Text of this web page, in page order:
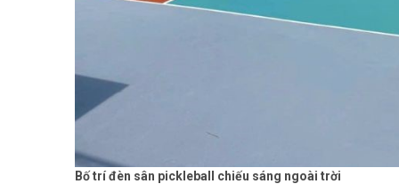
Bố trí đèn sân pickleball chiếu sáng ngoài trời